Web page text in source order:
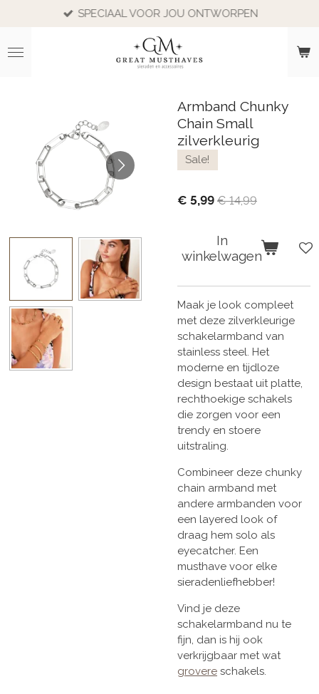
naar
de
SPECIAAL VOOR JOU ONTWORPEN
Armband Chunky
Chain Small
zilverkleurig
Sale!
€ 5,99 € 14,99
In
winkelwagen
Maak je look compleet
met deze zilverkleurige
schakelarmband van
stainless steel. Het
moderne en tijdloze
design bestaat uit platte,
rechthoekige schakels
die zorgen voor een
trendy en stoere
uitstraling.
Combineer deze chunky
chain armband met
andere armbanden voor
een layered look of
draag hem solo als
eyecatcher. Een
musthave voor elke
sieradenliefhebber!
Vind je deze
schakelarmband nu te
fijn, dan is hij ook
verkrijgbaar met wat
grovere schakels.